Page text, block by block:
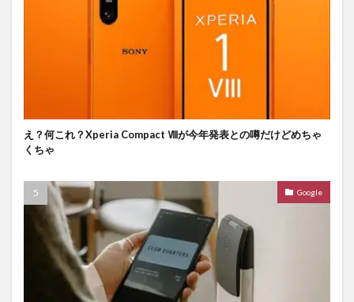
え？何これ？Xperia Compact Ⅷが今年発表との噂だけどめちゃ
くちゃ
Google